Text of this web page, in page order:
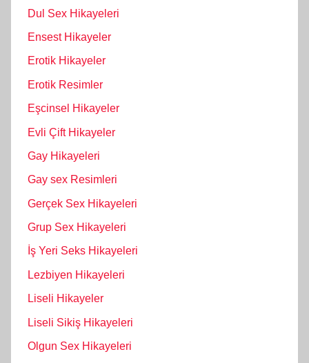
Dul Sex Hikayeleri
Ensest Hikayeler
Erotik Hikayeler
Erotik Resimler
Eşcinsel Hikayeler
Evli Çift Hikayeler
Gay Hikayeleri
Gay sex Resimleri
Gerçek Sex Hikayeleri
Grup Sex Hikayeleri
İş Yeri Seks Hikayeleri
Lezbiyen Hikayeleri
Liseli Hikayeler
Liseli Sikiş Hikayeleri
Olgun Sex Hikayeleri